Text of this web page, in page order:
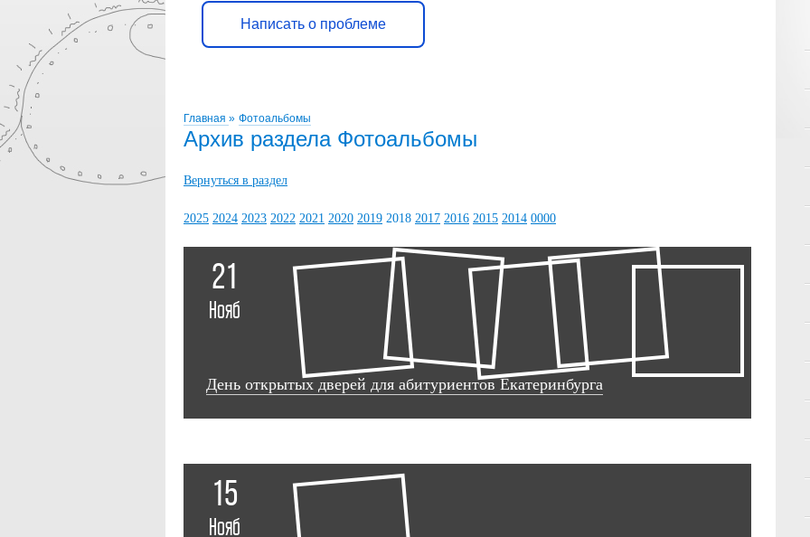
Написать о проблеме
Главная » Фотоальбомы
Архив раздела Фотоальбомы
Вернуться в раздел
2025 2024 2023 2022 2021 2020 2019 2018 2017 2016 2015 2014 0000
21
Нояб
День открытых дверей для абитуриентов Екатеринбурга
15
Нояб